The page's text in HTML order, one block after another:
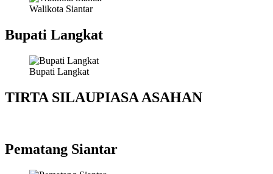
Walikota Siantar
Bupati Langkat
Bupati Langkat
TIRTA SILAUPIASA ASAHAN
Pematang Siantar